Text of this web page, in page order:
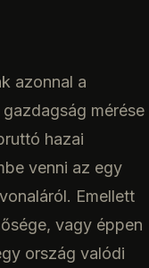
azonnal a
mérése
hazai
venni az egy
Emellett
vagy éppen
ország valódi